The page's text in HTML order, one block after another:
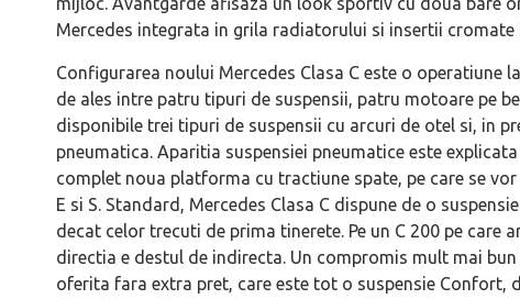
Mercedes integrata in grila radiatorului si insertii
Configurarea noului Mercedes Clasa C este o operatiune
de ales intre patru tipuri de suspensii, patru motoare pe
disponibile trei tipuri de suspensii cu arcuri de otel si, in
pneumatica. Aparitia suspensiei pneumatice este
complet noua platforma cu tractiune spate, pe care se
E si S. Standard, Mercedes Clasa C dispune de o
decat celor trecuti de prima tinerete. Pe un C 200 pe care
directia e destul de indirecta. Un compromis mult mai
oferita fara extra pret, care este tot o suspensie Confort,